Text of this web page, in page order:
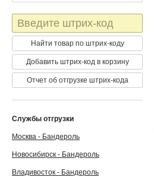
Штрих-
код
Найти товар по штрих-коду
Добавить штрих-код в корзину
Отчет об отгрузке штрих-кода
Службы отгрузки
Москва - Бандероль
Новосибирск - Бандероль
Владивосток - Бандероль